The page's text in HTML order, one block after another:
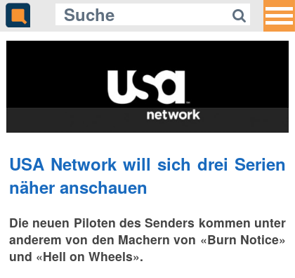
USA Network will sich drei Serien
näher anschauen
Die neuen Piloten des Senders kommen unter
anderem von den Machern von «Burn Notice»
und «Hell on Wheels».